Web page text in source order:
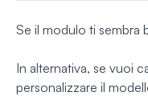
Se il modulo ti sembra
In alternativa, se vuoi
personalizzare il